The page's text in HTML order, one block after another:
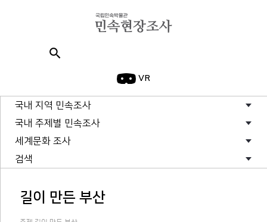
search
VR
국내 지역 민속조사
국내 주제별 민속조사
세계문화 조사
검색
길이 만든 부산